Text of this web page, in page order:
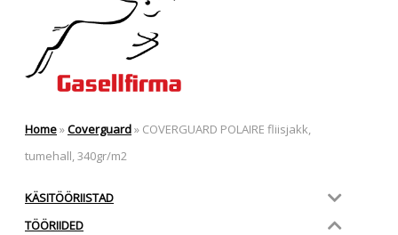
Home»Coverguard» COVERGUARD POLAIRE fliisjakk,
tumehall, 340gr/m2
KÄSITÖÖRIISTAD
TÖÖRIIDED